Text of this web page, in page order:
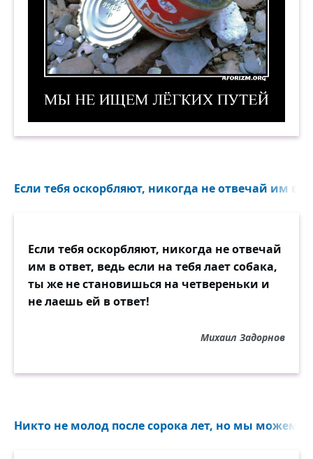
Если тебя оскорбляют, никогда не отвечай им в
Если тебя оскорбляют, никогда не отвечай
им в ответ, ведь если на тебя лает собака,
ты же не становишься на четвереньки и
не лаешь ей в ответ!
Михаил Задорнов
Никто не молод после сорока лет, но мы можем